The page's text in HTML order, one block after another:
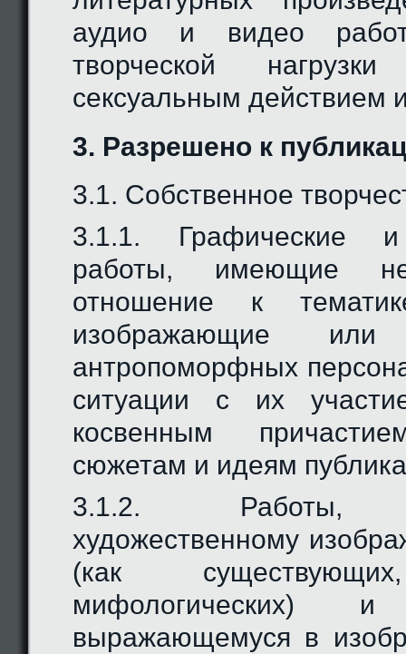
аудио и видео
творческой
сексуальным действием
3. Разрешено к
3.1. Собственное
3.1.1. Графические и
работы, имеющие
отношение к
изображающие или
антропоморфных
ситуации с их
косвенным
сюжетам и идеям
3.1.2. Работы,
художественному
(как
выражающемуся в